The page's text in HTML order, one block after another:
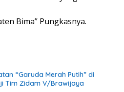
Bima” Pungkasnya.
“Garuda Merah Putih” di
Tim Zidam V/Brawijaya